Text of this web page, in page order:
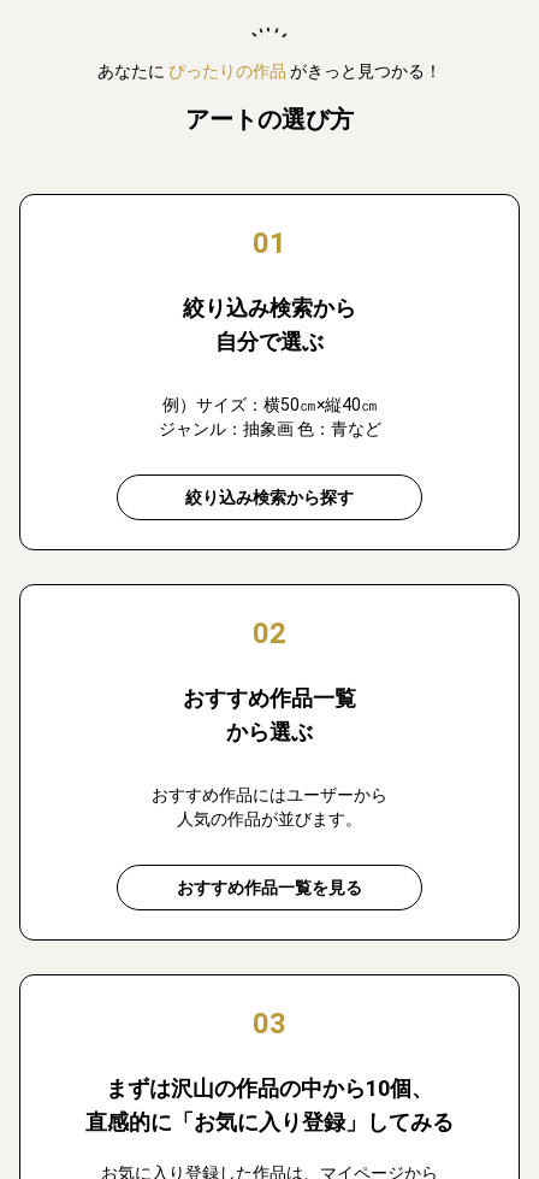
あなたに ぴったりの作品 がきっと見つかる！
アートの選び方
01
絞り込み検索から
自分で選ぶ
例）サイズ：横50㎝×縦40㎝
ジャンル：抽象画 色：青など
絞り込み検索から探す
02
おすすめ作品一覧
から選ぶ
おすすめ作品にはユーザーから
人気の作品が並びます。
おすすめ作品一覧を見る
03
まずは沢山の作品の中から10個、
直感的に「お気に入り登録」してみる
お気に入り登録した作品は、マイページから